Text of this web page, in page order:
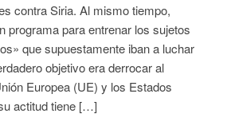
contra Siria. Al mismo tiempo,
programa para entrenar los sujetos
que supuestamente iban a luchar
objetivo era derrocar al
Europea (UE) y los Estados
actitud tiene […]